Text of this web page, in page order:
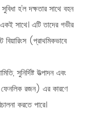
হ'ল দক্ষতার সাথে বহন
একই সাথে। এটি তাদের গভীর
(প্রাথমিকভাবে
সুনির্দিষ্ট উত্পাদন এবং
ফেনলিক রজন) এর কারণে
করতে পারে।